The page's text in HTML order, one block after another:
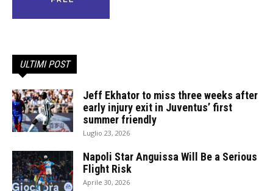
ULTIMI POST
Jeff Ekhator to miss three weeks after
early injury exit in Juventus’ first
summer friendly
Luglio 23, 2026
Napoli Star Anguissa Will Be a Serious
Flight Risk
Aprile 30, 2026